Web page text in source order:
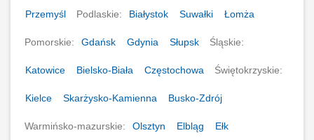
Przemyśl Podlaskie: Białystok Suwałki Łomża
Pomorskie: Gdańsk Gdynia Słupsk Śląskie:
Katowice Bielsko-Biała Częstochowa Świętokrzyskie:
Kielce Skarżysko-Kamienna Busko-Zdrój
Warmińsko-mazurskie: Olsztyn Elbląg Ełk